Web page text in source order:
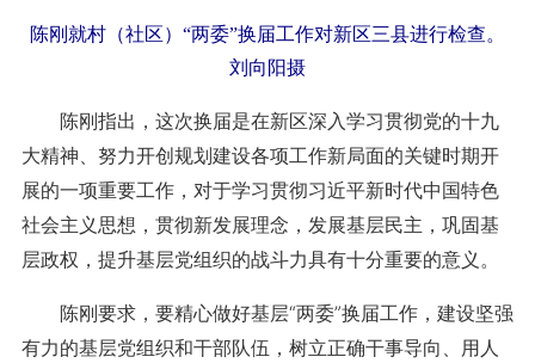
陈刚就村（社区）“两委”换届工作对新区三县进行检查。
刘向阳摄
陈刚指出，这次换届是在新区深入学习贯彻党的十九
大精神、努力开创规划建设各项工作新局面的关键时期开
展的一项重要工作，对于学习贯彻习近平新时代中国特色
社会主义思想，贯彻新发展理念，发展基层民主，巩固基
层政权，提升基层党组织的战斗力具有十分重要的意义。
陈刚要求，要精心做好基层“两委”换届工作，建设坚强
有力的基层党组织和干部队伍，树立正确干事导向、用人